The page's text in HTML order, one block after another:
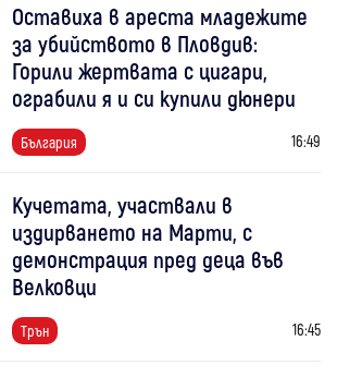
Оставиха в ареста младежите
за убийството в Пловдив:
Горили жертвата с цигари,
ограбили я и си купили дюнери
България 16:49
Кучетата, участвали в
издирването на Марти, с
демонстрация пред деца във
Велковци
Трън 16:45